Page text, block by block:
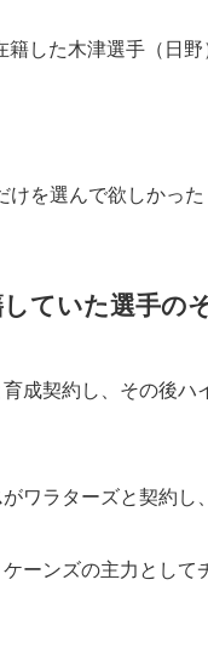
した木津選手（日
を選んで欲しかった
ていた選手の
成契約し、その後ハ
がワラターズと契約し
ーンズの主力として